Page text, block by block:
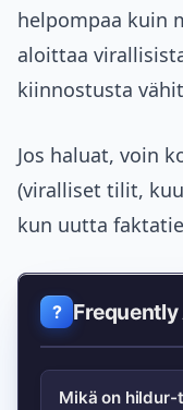
helpompaa kuin
aloittaa
kiinnostusta
Jos haluat, voin
(viralliset tilit,
kun uutta
Mikä on